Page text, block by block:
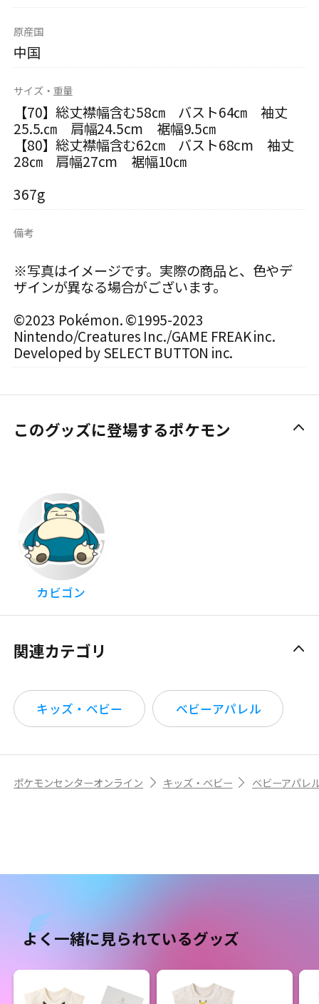
原産国
中国
サイズ・重量
【70】総丈襟幅含む58㎝ バスト64㎝ 袖丈
25.5.㎝ 肩幅24.5cm 裾幅9.5㎝
【80】総丈襟幅含む62㎝ バスト68cm 袖丈
28㎝ 肩幅27cm 裾幅10㎝
367g
備考
※写真はイメージです。実際の商品と、色やデ
ザインが異なる場合がございます。
©2023 Pokémon. ©1995-2023
Nintendo/Creatures Inc./GAME FREAK inc.
Developed by SELECT BUTTON inc.
このグッズに登場するポケモン
カビゴン
関連カテゴリ
キッズ・ベビー ベビーアパレル
ポケモンセンターオンライン キッズ・ベビー ベビーアパレ
よく一緒に見られているグッズ